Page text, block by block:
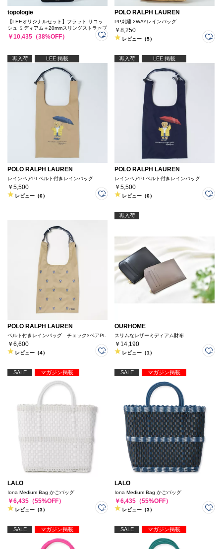
topologie
【LEEオリジナルセット】フラット サコッ
シュ ミディアム＋20mmスリングストラップ
￥10,435（38%OFF）
POLO RALPH LAUREN
PP刺繍 2WAYレインバッグ
￥8,250
レビュー（5）
再入荷 LEE 掲載
POLO RALPH LAUREN
レインベアPt.ベルト付きレインバッグ
￥5,500
レビュー（6）
再入荷 LEE 掲載
POLO RALPH LAUREN
レインベアPt.ベルト付きレインバッグ
￥5,500
レビュー（6）
POLO RALPH LAUREN
ベルト付きレインバッグ チェック×ベアPt.
￥6,600
レビュー（4）
再入荷
OURHOME
スリムなレザーミディアム財布
￥14,190
レビュー（1）
SALE マガジン掲載
LALO
Iona Medium Bag かごバッグ
￥6,435（55%OFF）
レビュー（3）
SALE マガジン掲載
LALO
Iona Medium Bag かごバッグ
￥6,435（55%OFF）
レビュー（3）
SALE マガジン掲載 SALE マガジン掲載